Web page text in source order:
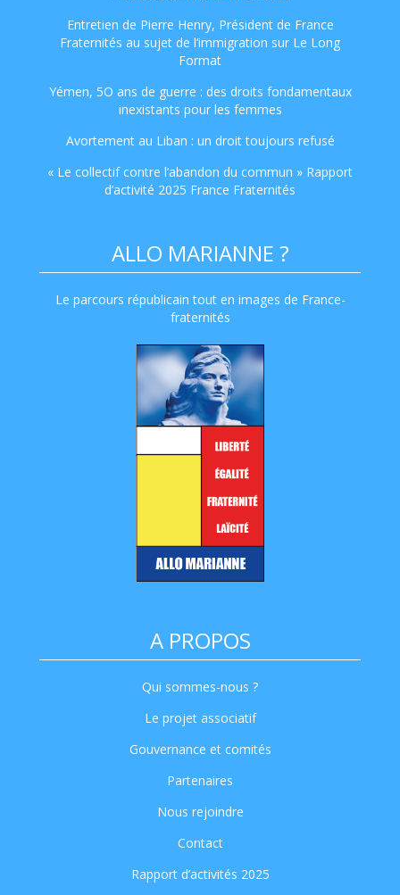
Entretien de Pierre Henry, Président de France
Fraternités au sujet de l’immigration sur Le Long
Format
Yémen, 5O ans de guerre : des droits fondamentaux
inexistants pour les femmes
Avortement au Liban : un droit toujours refusé
« Le collectif contre l’abandon du commun » Rapport
d’activité 2025 France Fraternités
ALLO MARIANNE ?
Le parcours républicain tout en images de France-
fraternités
A PROPOS
Qui sommes-nous ?
Le projet associatif
Gouvernance et comités
Partenaires
Nous rejoindre
Contact
Rapport d’activités 2025